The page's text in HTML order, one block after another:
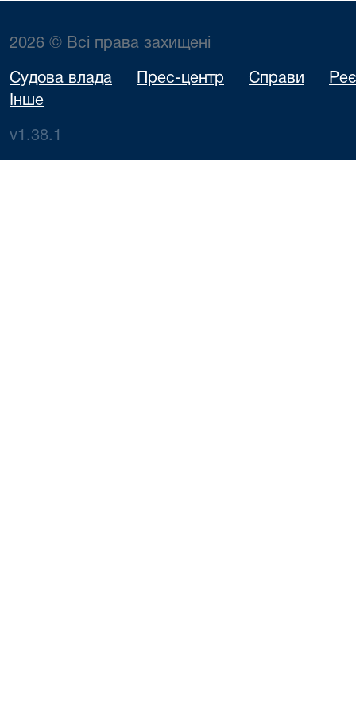
2026 © Всі права захищені
Судова влада Прес-центр Справи
Інше
v1.38.1